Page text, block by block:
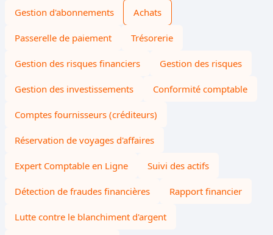
Gestion d'abonnements Achats
Passerelle de paiement Trésorerie
Gestion des risques financiers Gestion des risques
Gestion des investissements Conformité comptable
Comptes fournisseurs (créditeurs)
Réservation de voyages d'affaires
Expert Comptable en Ligne Suivi des actifs
Détection de fraudes financières Rapport financier
Lutte contre le blanchiment d'argent